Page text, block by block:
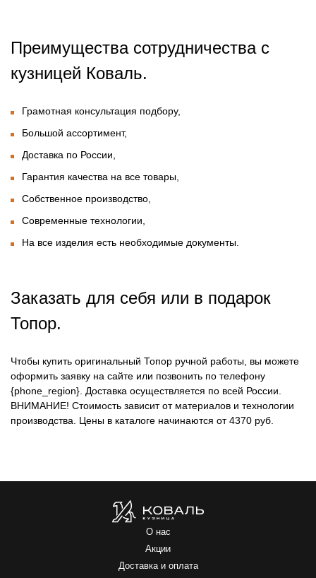
Преимущества сотрудничества с
кузницей Коваль.
Грамотная консультация подбору,
Большой ассортимент,
Доставка по России,
Гарантия качества на все товары,
Собственное производство,
Современные технологии,
На все изделия есть необходимые документы.
Заказать для себя или в подарок
Топор.
Чтобы купить оригинальный Топор ручной работы, вы можете
оформить заявку на сайте или позвонить по телефону
{phone_region}. Доставка осуществляется по всей России.
ВНИМАНИЕ! Стоимость зависит от материалов и технологии
производства. Цены в каталоге начинаются от 4370 руб.
О нас
Акции
Доставка и оплата